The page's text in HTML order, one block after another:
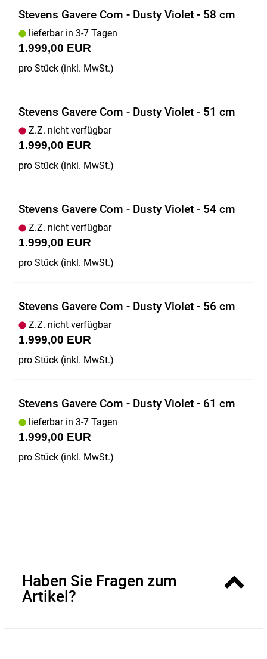
Stevens Gavere Com - Dusty Violet - 58 cm
lieferbar in 3-7 Tagen
1.999,00 EUR
pro Stück (inkl. MwSt.)
Stevens Gavere Com - Dusty Violet - 51 cm
Z.Z. nicht verfügbar
1.999,00 EUR
pro Stück (inkl. MwSt.)
Stevens Gavere Com - Dusty Violet - 54 cm
Z.Z. nicht verfügbar
1.999,00 EUR
pro Stück (inkl. MwSt.)
Stevens Gavere Com - Dusty Violet - 56 cm
Z.Z. nicht verfügbar
1.999,00 EUR
pro Stück (inkl. MwSt.)
Stevens Gavere Com - Dusty Violet - 61 cm
lieferbar in 3-7 Tagen
1.999,00 EUR
pro Stück (inkl. MwSt.)
Haben Sie Fragen zum
Artikel?